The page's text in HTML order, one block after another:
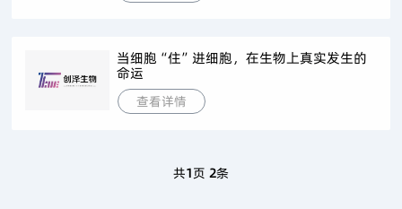
当细胞“住”进细胞，在生物上真实发生的
命运
查看详情
共1页 2条